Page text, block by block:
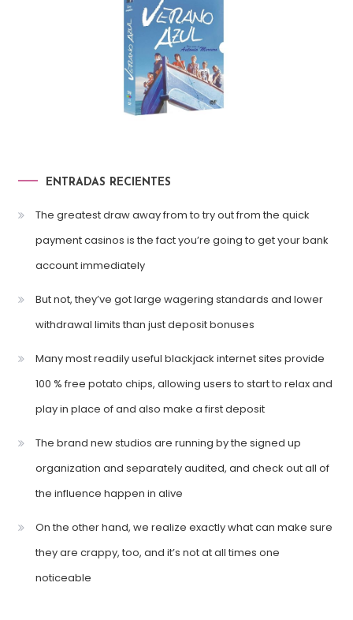
ENTRADAS RECIENTES
The greatest draw away from to try out from the quick
payment casinos is the fact you’re going to get your bank
account immediately
But not, they’ve got large wagering standards and lower
withdrawal limits than just deposit bonuses
Many most readily useful blackjack internet sites provide
100 % free potato chips, allowing users to start to relax and
play in place of and also make a first deposit
The brand new studios are running by the signed up
organization and separately audited, and check out all of
the influence happen in alive
On the other hand, we realize exactly what can make sure
they are crappy, too, and it’s not at all times one
noticeable